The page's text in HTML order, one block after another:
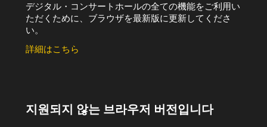
デジタル・コンサートホールの全ての機能をご利用い
ただくために、ブラウザを最新版に更新してくださ
い。
詳細はこちら
지원되지 않는 브라우저 버전입니다